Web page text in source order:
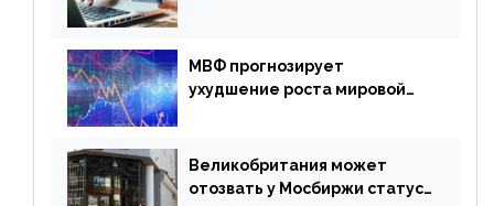
МВФ прогнозирует
ухудшение роста мировой
апреля
Великобритания может
отозвать у Мосбиржи статус